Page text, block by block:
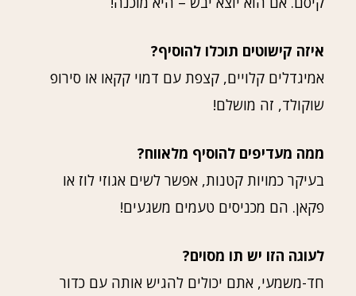
איזה קישוטים תוכלו להוסיף?
אמיגדלים קלויים, קצפת עם דמוי קקאו או סירופ
שוקולד, זה מושלם!
ממה מעדיפים להוסיף מלאווח?
בעיקר כמויות קטנות, אפשר לשים אגוזי לוז או
פקאן. הם מכניסים טעמים משגעים!
לעוגה הזו יש תו מסוים?
חד-משמעי, אתם יכולים להגיש אותה עם כדור